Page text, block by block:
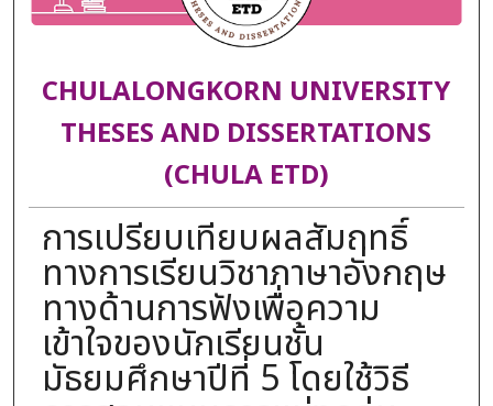
CHULALONGKORN UNIVERSITY
THESES AND DISSERTATIONS
(CHULA ETD)
การเปรียบเทียบผลสัมฤทธิ์
ทางการเรียนวิชาภาษาอังกฤษ
ทางด้านการฟังเพื่อความ
เข้าใจของนักเรียนชั้น
มัธยมศึกษาปีที่ 5 โดยใช้วิธี